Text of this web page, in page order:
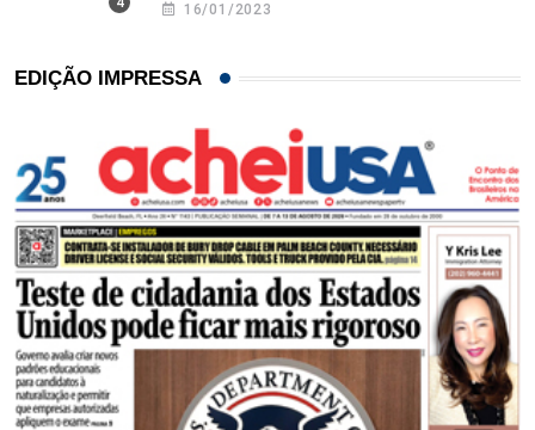
16/01/2023
EDIÇÃO IMPRESSA